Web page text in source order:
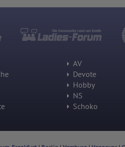
AV
Devote
Hobby
NS
Schoko